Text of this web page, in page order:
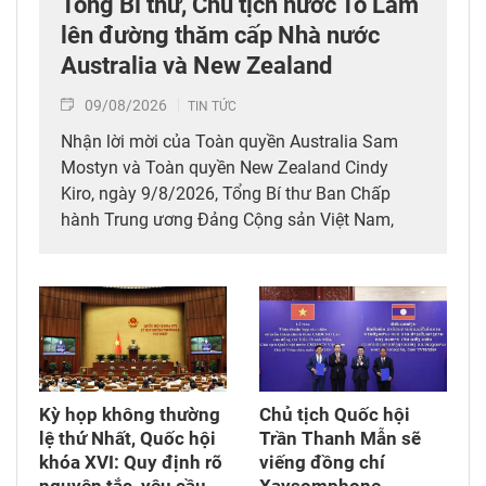
lên đường thăm cấp Nhà nước
Australia và New Zealand
09/08/2026 TIN TỨC
Nhận lời mời của Toàn quyền Australia Sam
Mostyn và Toàn quyền New Zealand Cindy
Kiro, ngày 9/8/2026, Tổng Bí thư Ban Chấp
hành Trung ương Đảng Cộng sản Việt Nam,
Nam rời Thủ đô Hà Nội lên đường thăm cấp
Nhà nước tới Australia và New Zealand từ ngày
9 - 14/8/2026.
Kỳ họp không thường
lệ thứ Nhất, Quốc hội
khóa XVI: Quy định rõ
Chủ tịch Quốc hội
Trần Thanh Mẫn sẽ
viếng đồng chí